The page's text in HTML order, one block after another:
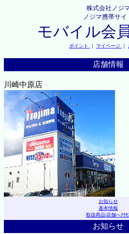
株式会社ノジ
ノジマ携帯サイ
モバイル会
ポイント ｜ マイページ ｜
店舗情報
川崎中原店
お知らせ
基本情報
取扱商品|店舗へｱｸｾ
お知らせ